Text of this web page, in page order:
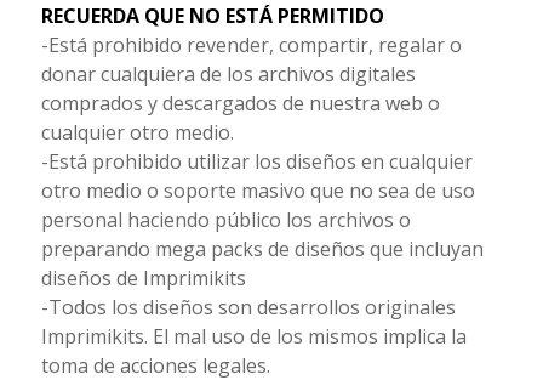
RECUERDA QUE NO ESTÁ PERMITIDO
-Está prohibido revender, compartir, regalar o
donar cualquiera de los archivos digitales
comprados y descargados de nuestra web o
cualquier otro medio.
-Está prohibido utilizar los diseños en cualquier
otro medio o soporte masivo que no sea de uso
personal haciendo público los archivos o
preparando mega packs de diseños que incluyan
diseños de Imprimikits
-Todos los diseños son desarrollos originales
Imprimikits. El mal uso de los mismos implica la
toma de acciones legales.